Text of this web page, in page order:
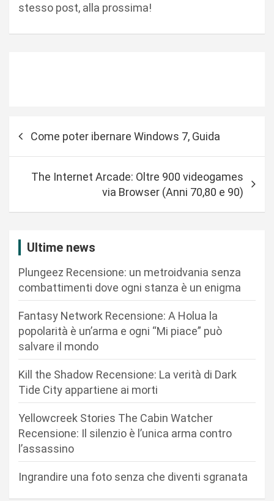
stesso post, alla prossima!
Come poter ibernare Windows 7, Guida
The Internet Arcade: Oltre 900 videogames
via Browser (Anni 70,80 e 90)
Ultime news
Plungeez Recensione: un metroidvania senza
combattimenti dove ogni stanza è un enigma
Fantasy Network Recensione: A Holua la
popolarità è un’arma e ogni “Mi piace” può
salvare il mondo
Kill the Shadow Recensione: La verità di Dark
Tide City appartiene ai morti
Yellowcreek Stories The Cabin Watcher
Recensione: Il silenzio è l’unica arma contro
l’assassino
Ingrandire una foto senza che diventi sgranata